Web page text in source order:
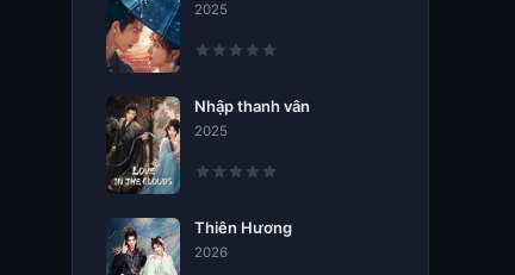
2025
Nhập thanh vân
2025
Thiên Hương
2026